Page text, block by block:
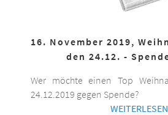
16. November 2019,
den 24.12. -
Wer möchte einen Top
24.12.2019 gegen Spende?
WEITERLESEN